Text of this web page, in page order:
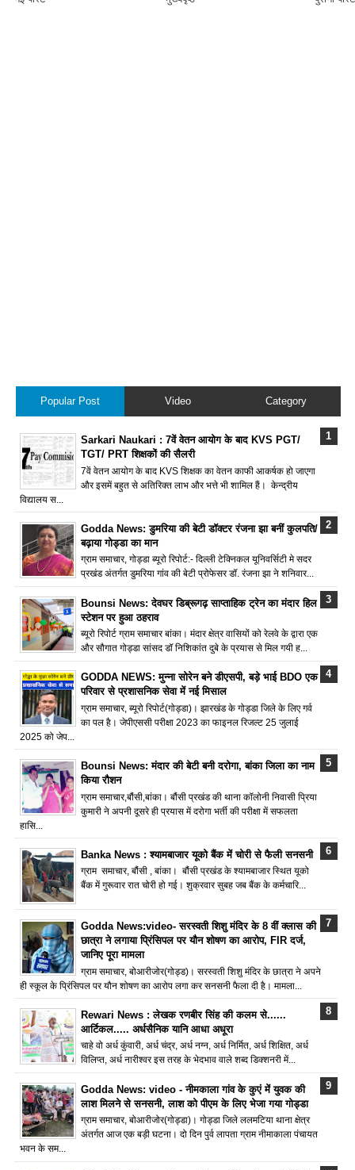
Popular Post Video Category
Sarkari Naukari : 7वें वेतन आयोग के बाद KVS PGT/
TGT/ PRT शिक्षकों की सैलरी
7वें वेतन आयोग के बाद KVS शिक्षक का वेतन काफी आकर्षक हो जाएगा
और इसमें बहुत से अतिरिक्त लाभ और भत्ते भी शामिल हैं। केन्द्रीय
विद्यालय स...
Godda News: डुमरिया की बेटी डॉक्टर रंजना झा बनीं कुलपति/
बढ़ाया गोड्डा का मान
ग्राम समाचार, गोड्डा ब्यूरो रिपोर्ट:- दिल्ली टेक्निकल यूनिवर्सिटी मे सदर
प्रखंड अंतर्गत डुमरिया गांव की बेटी प्रोफेसर डॉ. रंजना झा ने शनिवार...
Bounsi News: देवघर डिब्रूगढ़ साप्ताहिक ट्रेन का मंदार हिल
स्टेशन पर हुआ ठहराव
ब्यूरो रिपोर्ट ग्राम समाचार बांका। मंदार क्षेत्र वासियों को रेलवे के द्वारा एक
और सौगात गोड्डा सांसद डॉ निशिकांत दुबे के प्रयास से मिल गयी ह...
GODDA NEWS: मुन्ना सोरेन बने डीएसपी, बड़े भाई BDO एक
परिवार से प्रशासनिक सेवा में नई मिसाल
ग्राम समाचार, ब्यूरो रिपोर्ट(गोड्डा)। झारखंड के गोड्डा जिले के लिए गर्व
का पल है। जेपीएससी परीक्षा 2023 का फाइनल रिजल्ट 25 जुलाई
2025 को जेप...
Bounsi News: मंदार की बेटी बनी दरोगा, बांका जिला का नाम
किया रौशन
ग्राम समाचार,बौंसी,बांका। बौंसी प्रखंड की थाना कॉलोनी निवासी प्रिया
कुमारी ने अपनी दूसरे ही प्रयास में दरोगा भर्ती की परीक्षा में सफलता
हासि...
Banka News : श्यामबाजार यूको बैंक में चोरी से फैली सनसनी
ग्राम समाचार, बौंसी , बांका। बौंसी प्रखंड के श्यामबाजार स्थित यूको
बैंक में गुरूवार रात चोरी हो गई। शुक्रवार सुबह जब बैंक के कर्मचारि...
Godda News:video- सरस्वती शिशु मंदिर के 8 वीं क्लास की
छात्रा ने लगाया प्रिंसिपल पर यौन शोषण का आरोप, FIR दर्ज,
जानिए पूरा मामला
ग्राम समाचार, बोआरीजोर(गोड्ड)। सरस्वती शिशु मंदिर के छात्रा ने अपने
ही स्कूल के प्रिंसिपल पर यौन शोषण का आरोप लगा कर सनसनी फैला दी है। मामला...
Rewari News : लेखक रणबीर सिंह की कलम से......
आर्टिकल..... अर्धसैनिक यानि आधा अधूरा
चाहे वो अर्ध कुंवारी, अर्ध चंद्र, अर्ध नग्न, अर्ध निर्मित, अर्ध शिक्षित, अर्ध
विलिप्त, अर्ध नारीश्वर इस तरह के भेदभाव वाले शब्द डिक्शनरी में...
Godda News: video - नीमकाला गांव के कुएं में युवक की
लाश मिलने से सनसनी, लाश को पीएम के लिए भेजा गया गोड्डा
ग्राम समाचार, बोआरीजोर(गोड्डा)। गोड्डा जिले ललमटिया थाना क्षेत्र
अंतर्गत आज एक बड़ी घटना। दो दिन पुर्व लापता ग्राम नीमाकाला पंचायत
भवन के सम...